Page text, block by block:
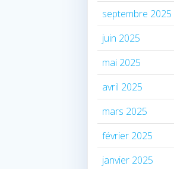
septembre 2025
juin 2025
mai 2025
avril 2025
mars 2025
février 2025
janvier 2025